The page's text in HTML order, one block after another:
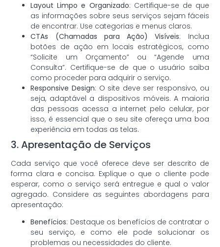
Layout Limpo e Organizado: Certifique-se de que
as informações sobre seus serviços sejam fáceis
de encontrar. Use categorias e menus claros.
CTAs (Chamadas para Ação) Visíveis: Inclua
botões de ação em locais estratégicos, como
“Solicite um Orçamento” ou “Agende uma
Consulta”. Certifique-se de que o usuário saiba
como proceder para adquirir o serviço.
Responsive Design: O site deve ser responsivo, ou
seja, adaptável a dispositivos móveis. A maioria
das pessoas acessa a internet pelo celular, por
isso, é essencial que o seu site ofereça uma boa
experiência em todas as telas.
3. Apresentação de Serviços
Cada serviço que você oferece deve ser descrito de
forma clara e concisa. Explique o que o cliente pode
esperar, como o serviço será entregue e qual o valor
agregado. Considere as seguintes abordagens para
apresentação:
Benefícios: Destaque os benefícios de contratar o
seu serviço, e como ele pode solucionar os
problemas ou necessidades do cliente.